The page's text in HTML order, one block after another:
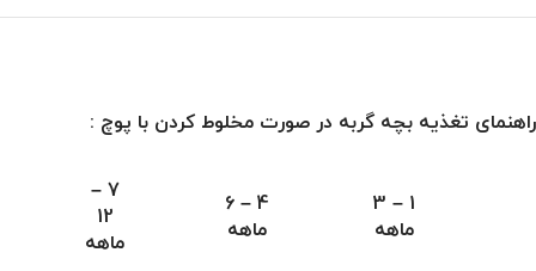
راهنمای تغذیه بچه گربه در صورت مخلوط کردن با پوچ :
1 – 3
ماهه
4 – 6
ماهه
7 –
12
ماهه